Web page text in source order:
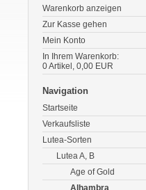
Warenkorb anzeigen
Zur Kasse gehen
Mein Konto
In Ihrem Warenkorb:
0Artikel, 0,00 EUR
Navigation
Startseite
Verkaufsliste
Lutea-Sorten
Lutea A, B
Age of Gold
Alhambra